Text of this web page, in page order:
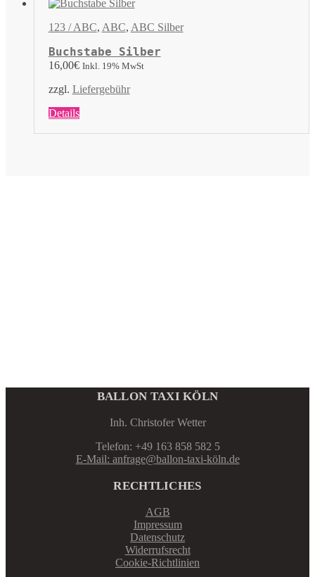
Optionen
auf
der
Produktseite
gewählt
werden
123 / ABC, ABC, ABC Silber
Buchstabe Silber
16,00€ Inkl. 19% MwSt
zzgl. Liefergebühr
DetailsDieses
weist
BALLON TAXI KÖLN
Inh. Christofer Wetter
Telefon: +49 163 858 582 5
E-Mail: anfrage@ballon-taxi-köln.de
RECHTLICHES
AGB
Impressum
Datenschutz
Widerrufsrecht
Cookie-Richtlinien